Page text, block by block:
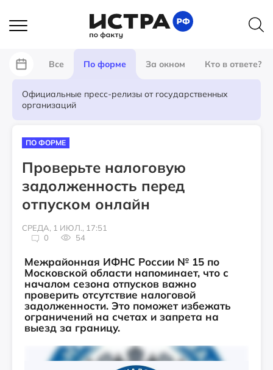
Все По форме За окном Кто в ответе?
Официальные пресс-релизы от государственных
организаций
ПО ФОРМЕ
Проверьте налоговую
задолженность перед
отпуском онлайн
СРЕДА, 1 ИЮЛ., 17:51
0
54
Межрайонная ИФНС России № 15 по
Московской области напоминает, что с
началом сезона отпусков важно
проверить отсутствие налоговой
задолженности. Это поможет избежать
ограничений на счетах и запрета на
выезд за границу.